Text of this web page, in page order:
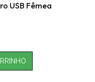
USB Fêmea